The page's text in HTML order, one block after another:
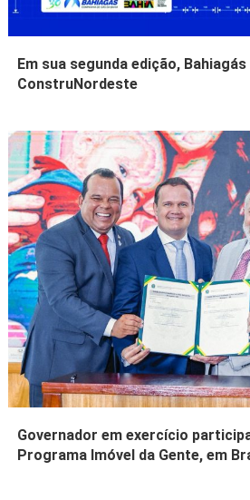
Em sua segunda edição,
ConstruNordeste
Governador em exercício
Programa Imóvel da Gente, em